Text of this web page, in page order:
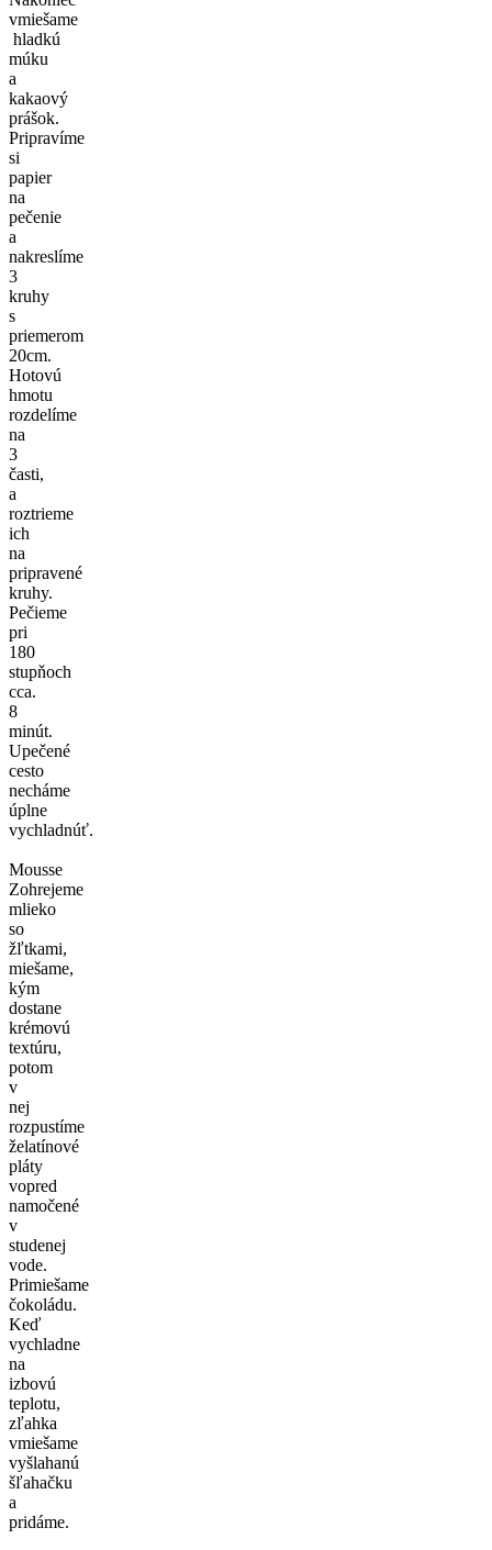
vmiešame
hladkú
múku
a
kakaový
prášok.
Pripravíme
si
papier
na
pečenie
a
nakreslíme
3
kruhy
s
priemerom
20cm.
Hotovú
hmotu
rozdelíme
na
3
časti,
a
roztrieme
ich
na
pripravené
kruhy.
Pečieme
pri
180
stupňoch
cca.
8
minút.
Upečené
cesto
necháme
úplne
vychladnúť.
Mousse
Zohrejeme
mlieko
so
žľtkami,
miešame,
kým
dostane
krémovú
textúru,
potom
v
nej
rozpustíme
želatínové
pláty
vopred
namočené
v
studenej
vode.
Primiešame
čokoládu.
Keď
vychladne
na
izbovú
teplotu,
zľahka
vmiešame
vyšlahanú
šľahačku
a
pridáme.